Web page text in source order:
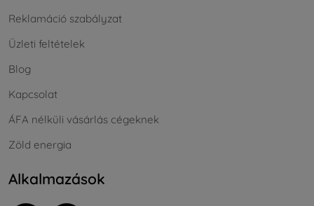
Reklamáció szabályzat
Üzleti feltételek
Blog
Kapcsolat
ÁFA nélküli vásárlás cégeknek
Zöld energia
Alkalmazások